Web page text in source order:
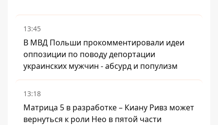
13:45
В МВД Польши прокомментировали идеи
оппозиции по поводу депортации
украинских мужчин - абсурд и популизм
13:18
Матрица 5 в разработке – Киану Ривз может
вернуться к роли Нео в пятой части